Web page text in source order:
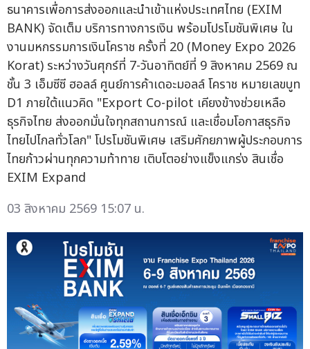
ธนาคารเพื่อการส่งออกและนำเข้าแห่งประเทศไทย (EXIM
BANK) จัดเต็ม บริการทางการเงิน พร้อมโปรโมชันพิเศษ ใน
งานมหกรรมการเงินโคราช ครั้งที่ 20 (Money Expo 2026
Korat) ระหว่างวันศุกร์ที่ 7-วันอาทิตย์ที่ 9 สิงหาคม 2569 ณ
ชั้น 3 เอ็มซีซี ฮอลล์ ศูนย์การค้าเดอะมอลล์ โคราช หมายเลขบูท
D1 ภายใต้แนวคิด "Export Co-pilot เคียงข้างช่วยเหลือ
ธุรกิจไทย ส่งออกมั่นใจทุกสถานการณ์ และเชื่อมโอกาสธุรกิจ
ไทยไปไกลทั่วโลก" โปรโมชันพิเศษ เสริมศักยภาพผู้ประกอบการ
ไทยก้าวผ่านทุกความท้าทาย เติบโตอย่างแข็งแกร่ง สินเชื่อ
EXIM Expand
03 สิงหาคม 2569 15:07 น.